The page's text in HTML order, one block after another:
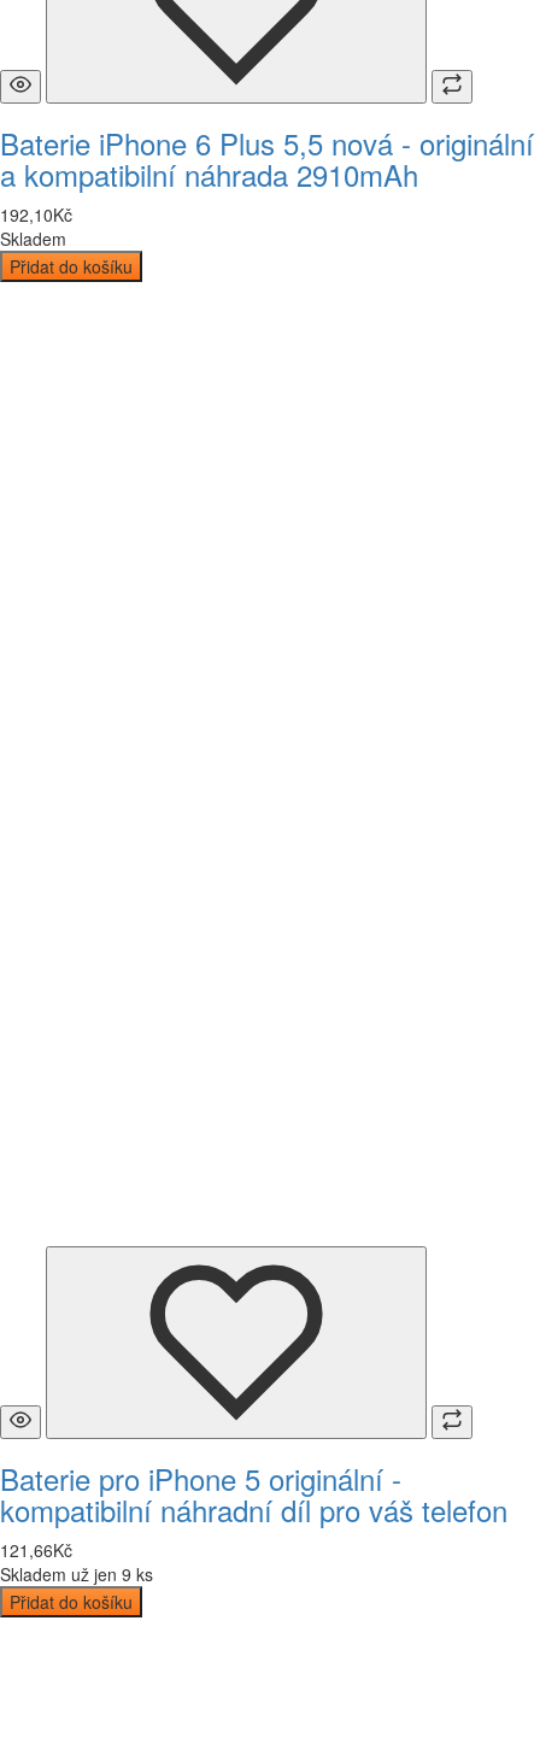
Baterie iPhone 6 Plus 5,5 nová - originální
a kompatibilní náhrada 2910mAh
192,10Kč
Skladem
Přidat do košíku
Baterie pro iPhone 5 originální -
kompatibilní náhradní díl pro váš telefon
121 ,66Kč
Skladem už jen 9 ks
Přidat do košíku